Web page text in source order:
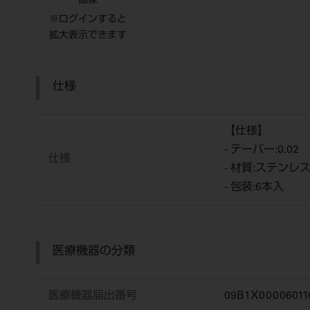
※ログインすると
拡大表示できます
仕様
仕様
【仕様】
- テーパー:0.02
- 材質:ステンレ
- 包装:6本入
医療機器の分類
医療機器届出番号